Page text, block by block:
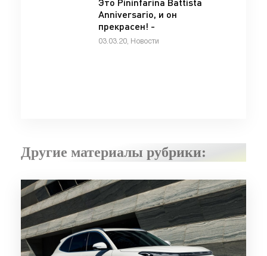
Anniversario, и он
прекрасен! -
«Автоновости»
03.03.20, Новости
Другие материалы рубрики: